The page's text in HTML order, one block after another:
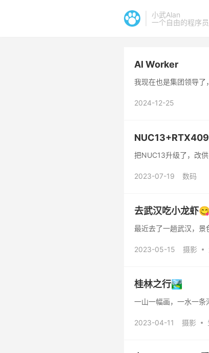
小武Alan
一个自由的程序员
AI Worker
我现在也是集团领导
2024-12-25
把NUC13升级了，改
2023-07-19 数码
去武汉吃小龙虾😋
最近去了一趟武汉，景
2023-05-15 摄影
桂林之行🏞️
一山一幅画，一水一条
2023-04-11 摄影